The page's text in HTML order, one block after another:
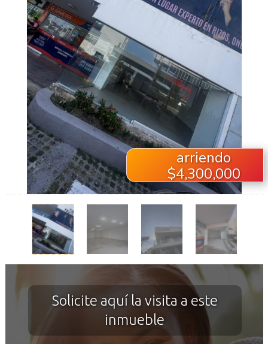
arriendo
$4,300,000
Solicite aquí la visita a este
inmueble